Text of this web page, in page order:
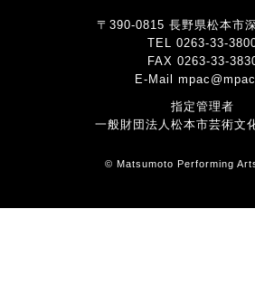
〒390-0815 長野県松本市
TEL 0263-33-
FAX 0263-33-
E-Mail
指定管理者
一般財団法人松本市芸術文
© Matsumoto Performing